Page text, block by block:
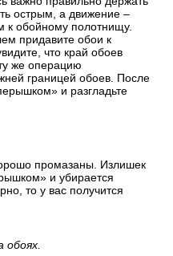
острым, а движение –
к обойному полотнищу.
придавите обои к
что край обоев
же операцию
границей обоев. После
и разгладьте
промазаны. Излишек
и убирается
то у вас получится
обоях.